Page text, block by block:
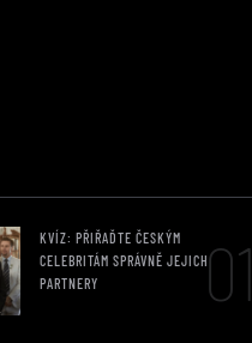
KVÍZ: PŘIŘAĎTE ČESKÝM
CELEBRITÁM SPRÁVNĚ JEJICH
PARTNERY
01